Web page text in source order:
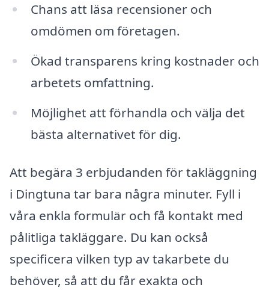
Chans att läsa recensioner och
omdömen om företagen.
Ökad transparens kring kostnader och
arbetets omfattning.
Möjlighet att förhandla och välja det
bästa alternativet för dig.
Att begära 3 erbjudanden för takläggning
i Dingtuna tar bara några minuter. Fyll i
våra enkla formulär och få kontakt med
pålitliga takläggare. Du kan också
specificera vilken typ av takarbete du
behöver, så att du får exakta och